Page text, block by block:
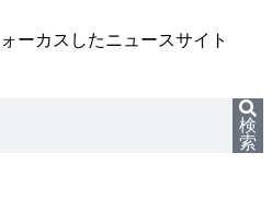
ーカスしたニュースサイト
検
索